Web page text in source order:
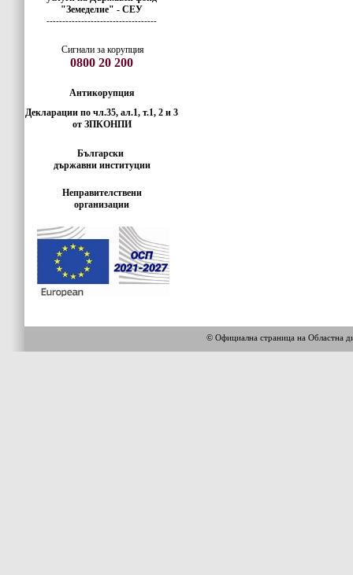
"Земеделие" - СЕУ
-----------------------------------
Сигнали за корупция
0800 20 200
Антикорупция
Декларации по чл.35, ал.1, т.1, 2 и 3
от ЗПКОНПИ
Български
държавни институции
Неправителствени
организации
© Официална страница на